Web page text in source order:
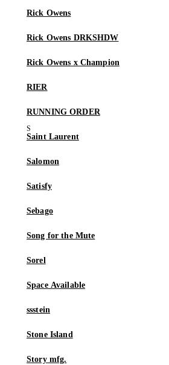
Rick Owens
Rick Owens DRKSHDW
Rick Owens x Champion
RIER
RUNNING ORDER
Saint Laurent
Salomon
Satisfy
Sebago
Song for the Mute
Sorel
Space Available
ssstein
Stone Island
Story mfg.